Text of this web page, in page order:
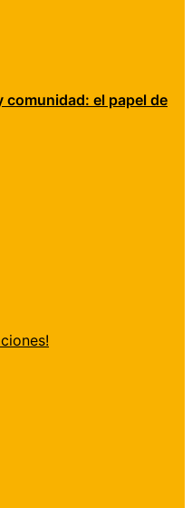
comunidad: el papel de